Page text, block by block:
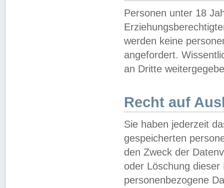
Personen unter 18
werden keine
angefordert.
an Dritte
Recht auf
Sie haben jederzeit
gespeicherten
den Zweck der
oder Löschung
personenbezogene